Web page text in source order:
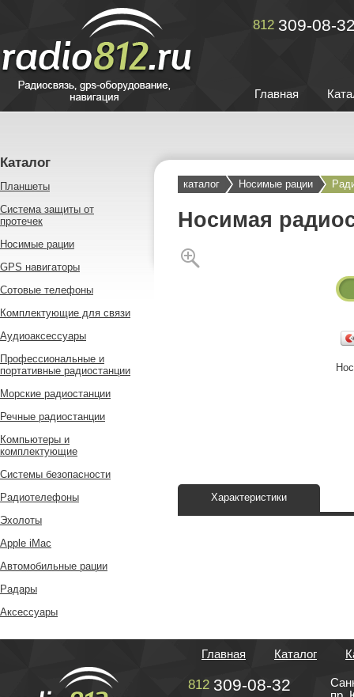
812 309-08-
Главная
Каталог
Планшеты
Система защиты от
протечек
Носимые рации
GPS навигаторы
Сотовые телефоны
Комплектующие для связи
Аудиоаксессуары
Профессиональные и
портативные радиостанции
Морские радиостанции
Речные радиостанции
Компьютеры и
комплектующие
Системы безопасности
Радиотелефоны
Эхолоты
Apple iMac
Автомобильные рации
Радары
Аксессуары
каталог Носимые рации
Носимая
Характеристики
Главная Каталог
812 309-08-32